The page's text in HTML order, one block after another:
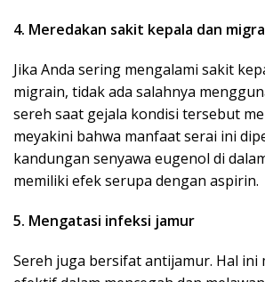
4. Meredakan sakit kepala dan
Jika Anda sering mengalami sakit
migrain, tidak ada salahnya
sereh saat gejala kondisi tersebut
meyakini bahwa manfaat serai ini
kandungan senyawa eugenol di
memiliki efek serupa dengan aspirin.
5. Mengatasi infeksi jamur
Sereh juga bersifat antijamur. Hal ini